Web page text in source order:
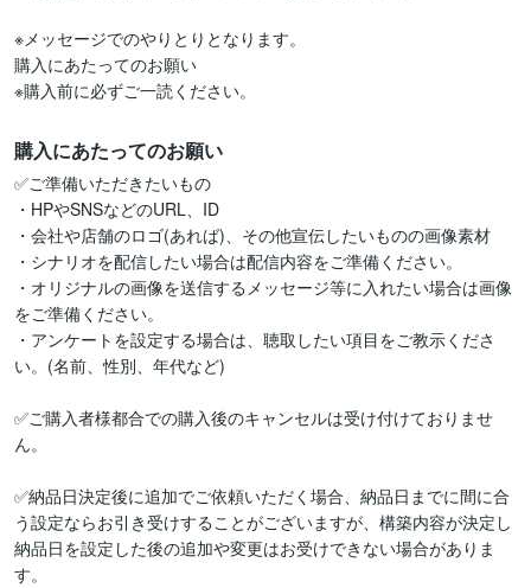
※メッセージでのやりとりとなります。
購入にあたってのお願い
※購入前に必ずご一読ください。
購入にあたってのお願い
✅ご準備いただきたいもの
・HPやSNSなどのURL、ID
・会社や店舗のロゴ(あれば)、その他宣伝したいものの画像素材
・シナリオを配信したい場合は配信内容をご準備ください。
・オリジナルの画像を送信するメッセージ等に入れたい場合は画像
をご準備ください。
・アンケートを設定する場合は、聴取したい項目をご教示くださ
い。(名前、性別、年代など)
✅ご購入者様都合での購入後のキャンセルは受け付けておりませ
ん。
✅納品日決定後に追加でご依頼いただく場合、納品日までに間に合
う設定ならお引き受けすることがございますが、構築内容が決定し
納品日を設定した後の追加や変更はお受けできない場合がありま
す。